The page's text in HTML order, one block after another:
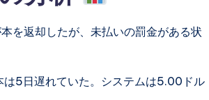
を返却したが、未払いの罰金がある状
5日遅れていた。システムは5.00ドル